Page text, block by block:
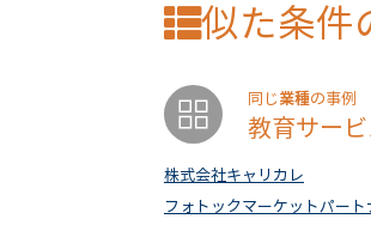
似た条件
同じ業種の事例
教育サー
株式会社キャリカレ
フォトックマーケットパー